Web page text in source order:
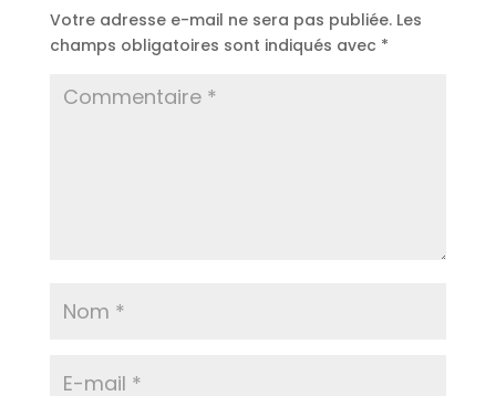
Votre adresse e-mail ne sera pas publiée. Les
champs obligatoires sont indiqués avec *